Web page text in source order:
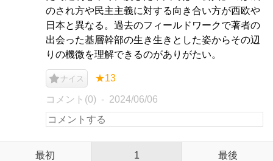
のされ方や民主主義に対する向き合い方が西欧や
日本と異なる。過去のフィールドワークで著者の
出会った基層幹部の生き生きとした姿からその辺
りの機微を理解できるのがありがたい。
ナイス ★13
コメント(0) 2024/06/06
最初 1 最後